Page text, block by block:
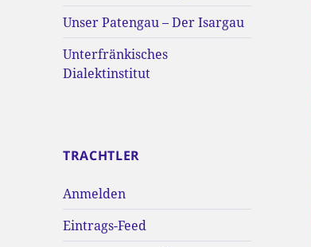
Unser Patengau – Der Isargau
Unterfränkisches
Dialektinstitut
TRACHTLER
Anmelden
Eintrags-Feed